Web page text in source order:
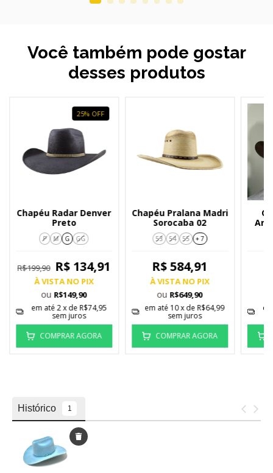
Você também pode gostar
desses produtos
25% OFF
Chapéu Radar Denver
Preto
P M G GG
R$199,90 R$ 134,91
À VISTA NO PIX
ou R$149,90
em até2x de R$74,95
sem juros
COMPRAR AGORA
Chapéu Pralana Madri
Sorocaba 02
53 54 55 + 7
R$ 584,91
À VISTA NO PIX
ou R$649,90
em até 10x de R$64,99
sem juros
COMPRAR AGORA